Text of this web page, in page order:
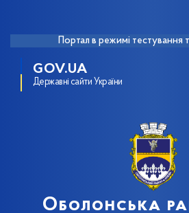
Портал в режимі тестування
GOV.UA
Державні сайти України
Оболонська